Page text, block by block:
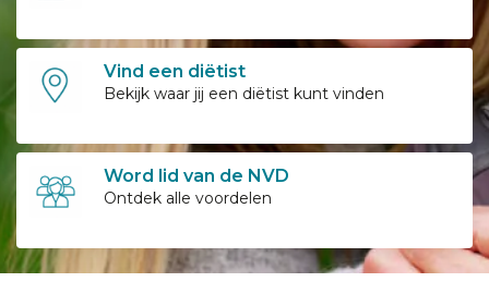
Vind een diëtist
Bekijk waar jij een diëtist kunt vinden
Word lid van de NVD
Ontdek alle voordelen